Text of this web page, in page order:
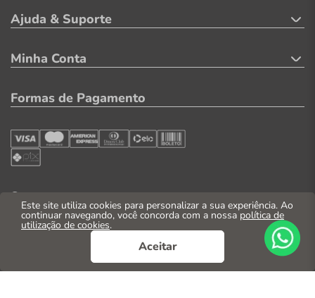
Este site utiliza cookies para personalizar a sua experiência. Ao
continuar navegando, você concorda com a nossapolítica de
utilização de cookies.
Aceitar
Ajuda & Suporte
Minha Conta
Formas de Pagamento
Segurança